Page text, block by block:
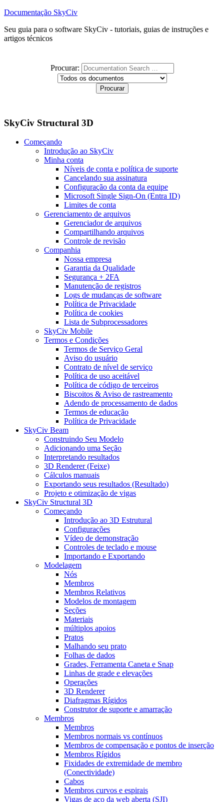
Documentação SkyCiv
Seu guia para o software SkyCiv - tutoriais, guias de instruções e
artigos técnicos
Procurar:
SkyCiv Structural 3D
Começando
Introdução ao SkyCiv
Minha conta
Níveis de conta e política de suporte
Cancelando sua assinatura
Configuração da conta da equipe
Microsoft Single Sign-On (Entra ID)
Limites de conta
Gerenciamento de arquivos
Gerenciador de arquivos
Compartilhando arquivos
Controle de revisão
Companhia
Nossa empresa
Garantia da Qualidade
Segurança + 2FA
Manutenção de registros
Logs de mudanças de software
Política de Privacidade
Política de cookies
Lista de Subprocessadores
SkyCiv Mobile
Termos e Condições
Termos de Serviço Geral
Aviso do usuário
Contrato de nível de serviço
Política de uso aceitável
Política de código de terceiros
Biscoitos & Aviso de rastreamento
Adendo de processamento de dados
Termos de educação
Política de Privacidade
SkyCiv Beam
Construindo Seu Modelo
Adicionando uma Seção
Interpretando resultados
3D Renderer (Feixe)
Cálculos manuais
Exportando seus resultados (Resultado)
Projeto e otimização de vigas
SkyCiv Structural 3D
Começando
Introdução ao 3D Estrutural
Configurações
Vídeo de demonstração
Controles de teclado e mouse
Importando e Exportando
Modelagem
Nós
Membros
Membros Relativos
Modelos de montagem
Seções
Materiais
múltiplos apoios
Pratos
Malhando seu prato
Folhas de dados
Grades, Ferramenta Caneta e Snap
Linhas de grade e elevações
Operações
3D Renderer
Diafragmas Rígidos
Construtor de suporte e amarração
Membros
Membros
Membros normais vs contínuos
Membros de compensação e pontos de inserção
Membros Rígidos
Fixidades de extremidade de membro
(Conectividade)
Cabos
Membros curvos e espirais
Vigas de aço da web aberta (SJI)